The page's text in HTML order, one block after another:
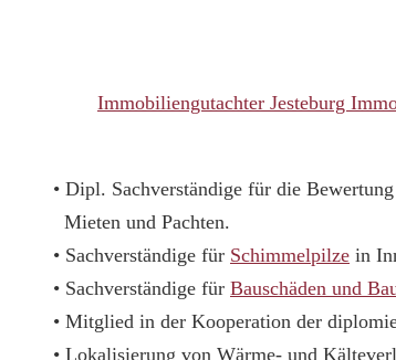
Immobiliengutachter Jesteburg
• Dipl. Sachverständige für die
Mieten und Pachten.
• Sachverständige für Schimmelpilze in
• Sachverständige für Bauschäden und
• Mitglied in der Kooperation der
• Lokalisierung von Wärme- und